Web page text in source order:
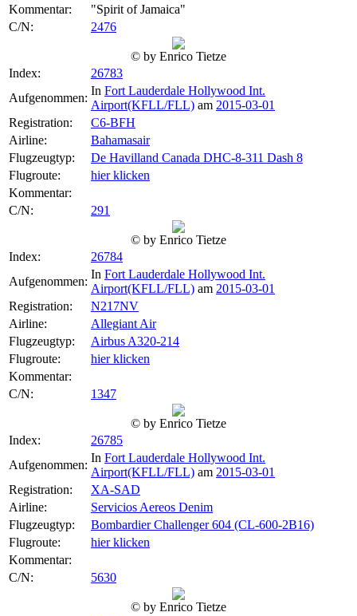
Kommentar:
"Spirit of Jamaica"
C/N:
2476
© by Enrico Tietze
Index:
26783
Aufgenommen:
In Fort Lauderdale Hollywood Int.
Airport(KFLL/FLL) am 2015-03-01
Registration:
C6-BFH
Airline:
Bahamasair
Flugzeugtyp:
De Havilland Canada DHC-8-311 Dash 8
Flugroute:
hier klicken
Kommentar:
C/N:
291
© by Enrico Tietze
Index:
26784
Aufgenommen:
In Fort Lauderdale Hollywood Int.
Airport(KFLL/FLL) am 2015-03-01
Registration:
N217NV
Airline:
Allegiant Air
Flugzeugtyp:
Airbus A320-214
Flugroute:
hier klicken
Kommentar:
C/N:
1347
© by Enrico Tietze
Index:
26785
Aufgenommen:
In Fort Lauderdale Hollywood Int.
Airport(KFLL/FLL) am 2015-03-01
Registration:
XA-SAD
Airline:
Servicios Aereos Denim
Flugzeugtyp:
Bombardier Challenger 604 (CL-600-2B16)
Flugroute:
hier klicken
Kommentar:
C/N:
5630
© by Enrico Tietze